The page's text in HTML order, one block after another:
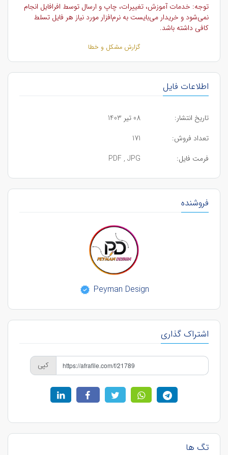
توجه: خدمات آموزش، تغییرات، چاپ و ارسال توسط افرافایل انجام
نمی‌شود و خریدار می‌بایست به نرم‌افزار مورد نیاز هر فایل تسلط
کافی داشته باشد.
گزارش مشکل و خطا
اطلاعات فایل
تاریخ انتشار:
08 تیر 1403
تعداد فروش:
171
فرمت فایل:
PDF , JPG
فروشنده
Peyman Design
اشتراک گذاری
کپی
تگ ها